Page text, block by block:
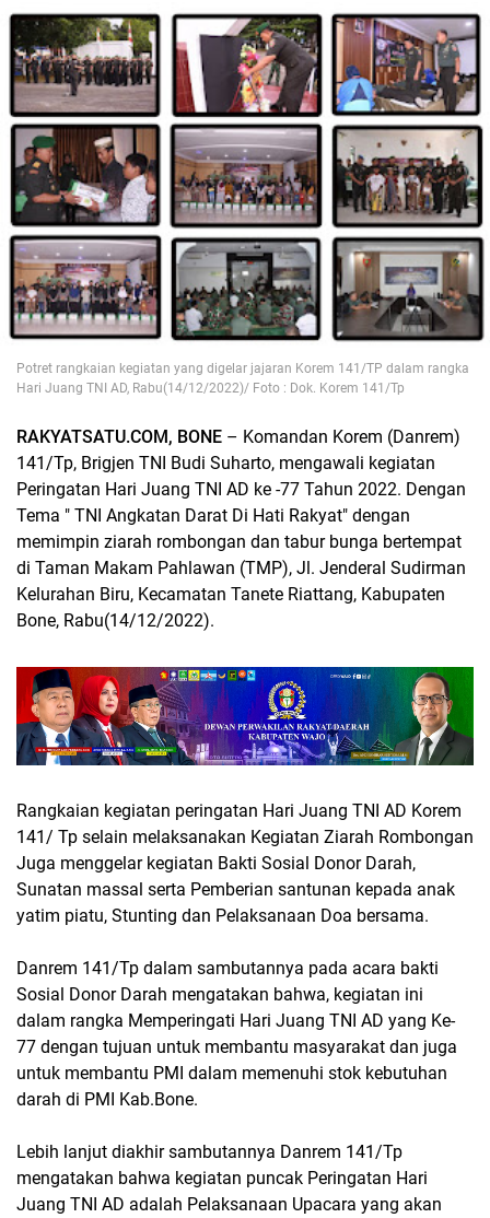
Potret rangkaian kegiatan yang digelar jajaran Korem 141/TP dalam rangka
Hari Juang TNI AD, Rabu(14/12/2022)/ Foto : Dok. Korem 141/Tp
RAKYATSATU.COM, BONE – Komandan Korem (Danrem)
141/Tp, Brigjen TNI Budi Suharto, mengawali kegiatan
Peringatan Hari Juang TNI AD ke -77 Tahun 2022. Dengan
Tema " TNI Angkatan Darat Di Hati Rakyat" dengan
memimpin ziarah rombongan dan tabur bunga bertempat
di Taman Makam Pahlawan (TMP), Jl. Jenderal Sudirman
Kelurahan Biru, Kecamatan Tanete Riattang, Kabupaten
Bone, Rabu(14/12/2022).
Rangkaian kegiatan peringatan Hari Juang TNI AD Korem
141/ Tp selain melaksanakan Kegiatan Ziarah Rombongan
Juga menggelar kegiatan Bakti Sosial Donor Darah,
Sunatan massal serta Pemberian santunan kepada anak
yatim piatu, Stunting dan Pelaksanaan Doa bersama.
Danrem 141/Tp dalam sambutannya pada acara bakti
Sosial Donor Darah mengatakan bahwa, kegiatan ini
dalam rangka Memperingati Hari Juang TNI AD yang Ke-
77 dengan tujuan untuk membantu masyarakat dan juga
untuk membantu PMI dalam memenuhi stok kebutuhan
darah di PMI Kab.Bone.
Lebih lanjut diakhir sambutannya Danrem 141/Tp
mengatakan bahwa kegiatan puncak Peringatan Hari
Juang TNI AD adalah Pelaksanaan Upacara yang akan